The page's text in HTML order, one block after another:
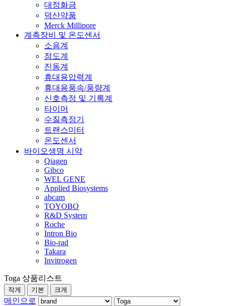
대정화금
덕산약품
Merck Millipore
계측장비 및 온도센서
소음계
점도계
진동계
휴대용압력계
휴대용풍속/풍량계
신호측정 및 기록계
타이머
수질측정기
트랜스미터
온도센서
바이오생명 시약
Qiagen
Gibco
WEL GENE
Applied Biosystems
abcam
TOYOBO
R&D System
Roche
Intron Bio
Bio-rad
Takara
Invitrogen
Toga 상품리스트
작게 기본 크게
메인으로